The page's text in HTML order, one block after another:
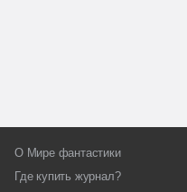
О Мире фантастики
Где купить журнал?